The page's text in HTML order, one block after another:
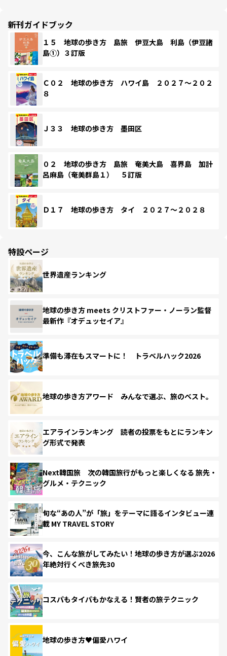
新刊ガイドブック
１５ 地球の歩き方 島旅 伊豆大島 利島（伊豆諸
島①）３訂版
Ｃ０２ 地球の歩き方 ハワイ島 ２０２７～２０２
８
Ｊ３３ 地球の歩き方 墨田区
０２ 地球の歩き方 島旅 奄美大島 喜界島 加計
呂麻島（奄美群島１） ５訂版
Ｄ１７ 地球の歩き方 タイ ２０２７～２０２８
特設ページ
世界遺産ランキング
地球の歩き方 meets クリストファー・ノーラン監督
最新作『オデュッセイア』
準備も滞在もスマートに！ トラベルハック2026
地球の歩き方アワード みんなで選ぶ、旅のベスト。
エアラインランキング 読者の投票をもとにランキン
グ形式で発表
Next韓国旅 次の韓国旅行がもっと楽しくなる 旅先・
グルメ・テクニック
旬な“あの人”が「旅」をテーマに語るインタビュー連
載 MY TRAVEL STORY
今、こんな旅がしてみたい！地球の歩き方が選ぶ2026
年絶対行くべき旅先30
コスパもタイパもかなえる！賢者の旅テクニック
地球の歩き方♥偏愛ハワイ